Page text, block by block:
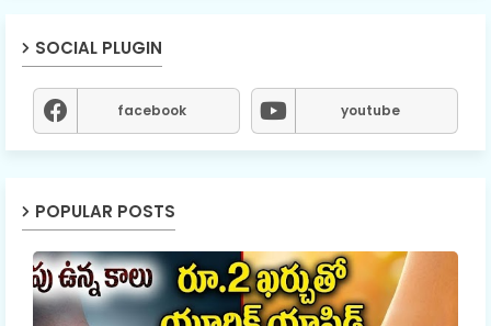
SOCIAL PLUGIN
facebook youtube
POPULAR POSTS